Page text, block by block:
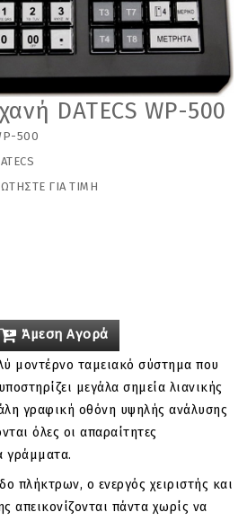
DATECS WP-500
500
ΓΙΑ ΤΙΜΗ
Άμεση Αγορά
μοντέρνο ταμειακό σύστημα που
μεγάλα σημεία λιανικής
γραφική οθόνη υψηλής ανάλυσης
όλες οι απαραίτητες
γράμματα.
πλήκτρων, ο ενεργός χειριστής και
απεικονίζονται πάντα χωρίς να